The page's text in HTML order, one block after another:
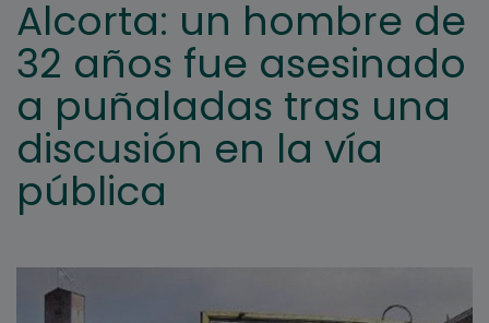
Alcorta: un hombre de
32 años fue asesinado
a puñaladas tras una
discusión en la vía
pública